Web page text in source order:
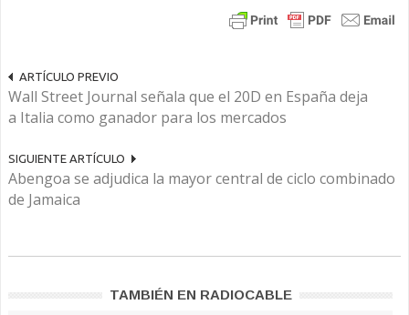
ARTÍCULO PREVIO
Wall Street Journal señala que el 20D en España deja
a Italia como ganador para los mercados
SIGUIENTE ARTÍCULO
Abengoa se adjudica la mayor central de ciclo combinado
de Jamaica
TAMBIÉN EN RADIOCABLE